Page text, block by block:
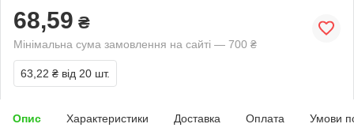
68,59 ₴
Мінімальна сума замовлення на сайті — 700 ₴
63,22 ₴ від 20 шт.
Опис Характеристики Доставка Оплата Умови